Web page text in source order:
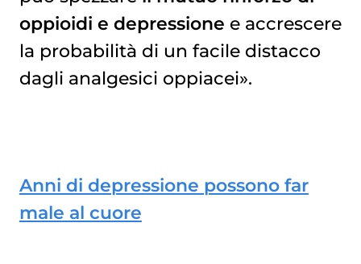
oppioidi e depressione e accrescere
la probabilità di un facile distacco
dagli analgesici oppiacei».
Anni di depressione possono far
male al cuore